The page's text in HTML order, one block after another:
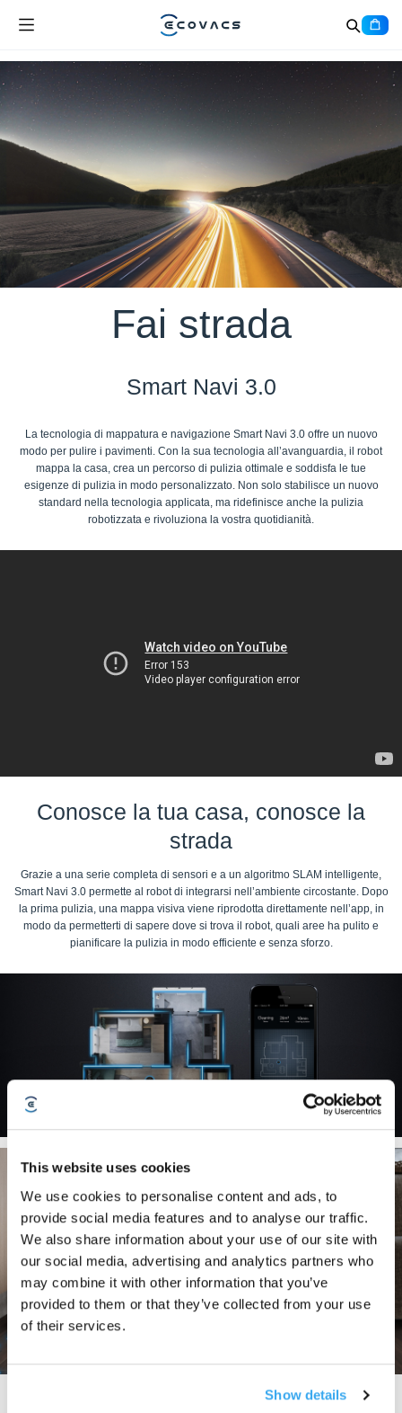
This website uses cookies
We use cookies to personalise content and ads, to
provide social media features and to analyse our traffic.
We also share information about your use of our site with
our social media, advertising and analytics partners who
may combine it with other information that you’ve
provided to them or that they’ve collected from your use
of their services.
Show details
Fai strada
Smart Navi 3.0
La tecnologia di mappatura e navigazione Smart Navi 3.0 offre un nuovo
modo per pulire i pavimenti. Con la sua tecnologia all’avanguardia, il robot
mappa la casa, crea un percorso di pulizia ottimale e soddisfa le tue
esigenze di pulizia in modo personalizzato. Non solo stabilisce un nuovo
standard nella tecnologia applicata, ma ridefinisce anche la pulizia
robotizzata e rivoluziona la vostra quotidianità.
Conosce la tua casa, conosce la
strada
Grazie a una serie completa di sensori e a un algoritmo SLAM intelligente,
Smart Navi 3.0 permette al robot di integrarsi nell’ambiente circostante. Dopo
la prima pulizia, una mappa visiva viene riprodotta direttamente nell’app, in
modo da permetterti di sapere dove si trova il robot, quali aree ha pulito e
pianificare la pulizia in modo efficiente e senza sforzo.